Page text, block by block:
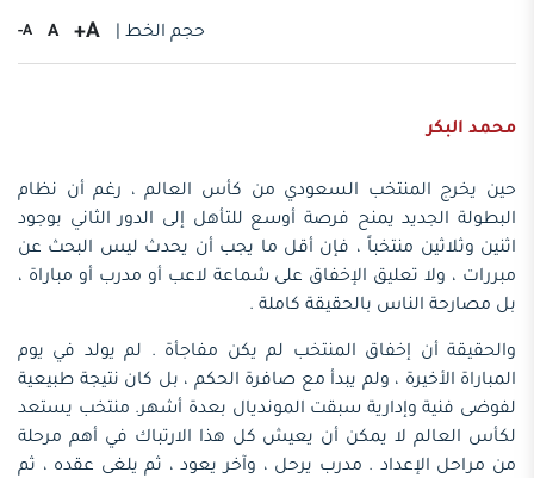
حجم الخط | A+
A
A-
محمد البكر
حين يخرج المنتخب السعودي من كأس العالم ، رغم أن نظام
البطولة الجديد يمنح فرصة أوسع للتأهل إلى الدور الثاني بوجود
اثنين وثلاثين منتخباً ، فإن أقل ما يجب أن يحدث ليس البحث عن
مبررات ، ولا تعليق الإخفاق على شماعة لاعب أو مدرب أو مباراة ،
بل مصارحة الناس بالحقيقة كاملة .
والحقيقة أن إخفاق المنتخب لم يكن مفاجأة . لم يولد في يوم
المباراة الأخيرة ، ولم يبدأ مع صافرة الحكم ، بل كان نتيجة طبيعية
لفوضى فنية وإدارية سبقت المونديال بعدة أشهر. منتخب يستعد
لكأس العالم لا يمكن أن يعيش كل هذا الارتباك في أهم مرحلة
من مراحل الإعداد . مدرب يرحل ، وآخر يعود ، ثم يلغى عقده ، ثم